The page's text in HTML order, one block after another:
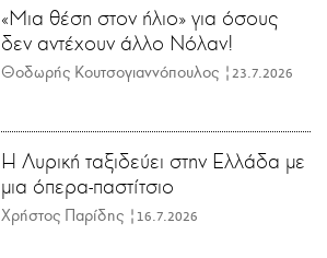
«Μια θέση στον ήλιο» για όσους
δεν αντέχουν άλλο Νόλαν!
Θοδωρής Κουτσογιαννόπουλος | 23.7.2026
Η Λυρική ταξιδεύει στην Ελλάδα με
μια όπερα-παστίτσιο
Χρήστος Παρίδης | 16.7.2026